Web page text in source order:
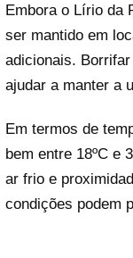
Embora o Lírio da
ser mantido em
adicionais.
ajudar a manter a
Em termos de
bem entre 18ºC e
ar frio e
condições podem